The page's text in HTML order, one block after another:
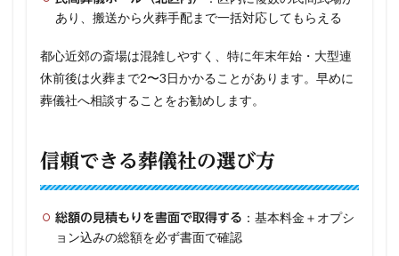
あり、搬送から火葬手配まで一括対応してもらえる
都心近郊の斎場は混雑しやすく、特に年末年始・大型連
休前後は火葬まで2〜3日かかることがあります。早めに
葬儀社へ相談することをお勧めします。
信頼できる葬儀社の選び方
総額の見積もりを書面で取得する ：基本料金＋オプシ
ョン込みの総額を必ず書面で確認